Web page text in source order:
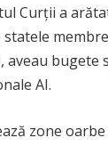
Curții a
aveau bugete
AI.
zone